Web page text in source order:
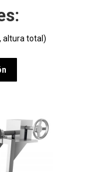
altura total)